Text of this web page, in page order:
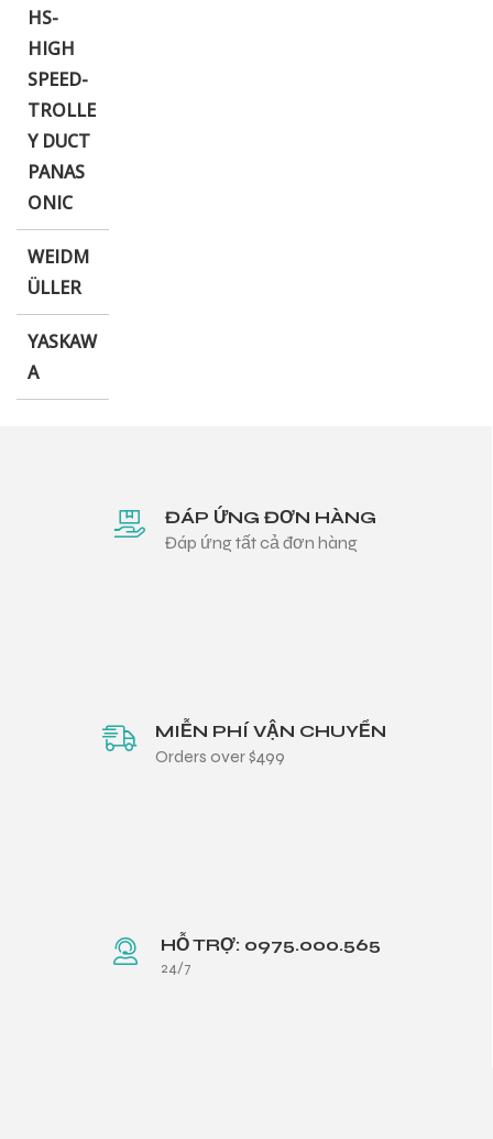
HS-
HIGH
SPEED-
TROLLE
Y DUCT
PANAS
ONIC
WEIDM
ÜLLER
YASKAW
A
ĐÁP ỨNG ĐƠN HÀNG
Đáp ứng tất cả đơn hàng
MIỄN PHÍ VẬN CHUYỂN
Orders over $499
HỖ TRỢ: 0975.000.565
24/7